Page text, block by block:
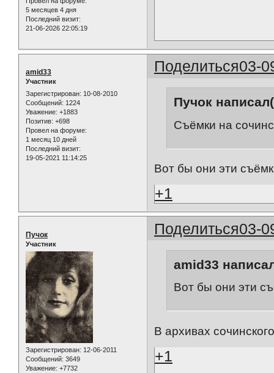
5 месяцев 4 дня
Последний визит:
21-06-2026 22:05:19
Поделиться03-
amid33
Участник
Зарегистрирован: 10-08-2010
Сообщений: 1224
Уважение: +1883
Позитив: +698
Провел на форуме:
1 месяц 10 дней
Последний визит:
19-05-2021 11:14:25
Пучок
Съёмки на
Вот бы они эти
+1
Поделиться03-
Пучок
Участник
Зарегистрирован: 12-06-2011
Сообщений: 3649
Уважение: +7732
amid33
Вот бы они эти
В архивах
+1